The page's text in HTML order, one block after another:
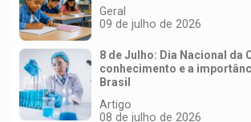
Geral
09 de julho de 2026
8 de Julho: Dia Nacional da
conhecimento e a
Brasil
Artigo
08 de julho de 2026